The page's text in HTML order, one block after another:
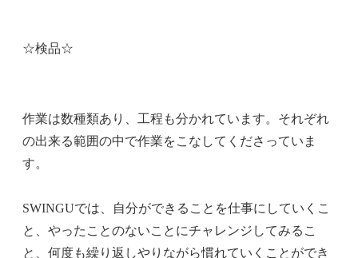
☆検品☆
作業は数種類あり、工程も分かれています。それぞれ
の出来る範囲の中で作業をこなしてくださっていま
す。
SWINGUでは、自分ができることを仕事にしていくこ
と、やったことのないことにチャレンジしてみるこ
と、何度も繰り返しやりながら慣れていくことができ